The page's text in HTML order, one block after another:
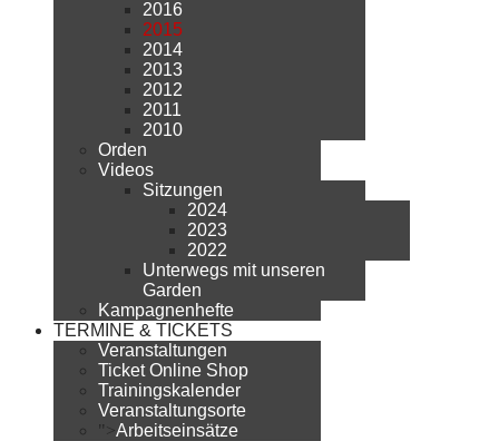
2016
2015
2014
2013
2012
2011
2010
Orden
Videos
Sitzungen
2024
2023
2022
Unterwegs mit unseren
Garden
Kampagnenhefte
TERMINE & TICKETS
Veranstaltungen
Ticket Online Shop
Trainingskalender
Veranstaltungsorte
">Arbeitseinsätze